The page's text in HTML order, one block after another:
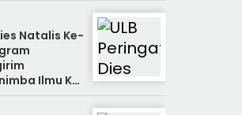
Natalis Ke-
Ilmu Ke